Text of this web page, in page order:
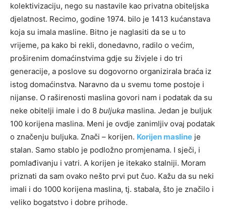
kolektivizaciju, nego su nastavile kao privatna obiteljska
djelatnost. Recimo, godine 1974. bilo je 1413 kućanstava
koja su imala masline. Bitno je naglasiti da se u to
vrijeme, pa kako bi rekli, donedavno, radilo o većim,
proširenim domaćinstvima gdje su živjele i do tri
generacije, a poslove su dogovorno organizirala braća iz
istog domaćinstva. Naravno da u svemu tome postoje i
nijanse. O raširenosti maslina govori nam i podatak da su
neke obitelji imale i do 8 buljuka maslina. Jedan je buljuk
100 korijena maslina. Meni je ovdje zanimljiv ovaj podatak
o značenju buljuka. Znači – korijen. Korijen masline je
stalan. Samo stablo je podložno promjenama. I sječi, i
pomlađivanju i vatri. A korijen je itekako stalniji. Moram
priznati da sam ovako nešto prvi put čuo. Kažu da su neki
imali i do 1000 korijena maslina, tj. stabala, što je značilo i
veliko bogatstvo i dobre prihode.